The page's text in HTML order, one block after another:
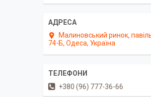
Малиновський ринок,
74-Б, Одеса, Україна
+380 (96) 777-36-66